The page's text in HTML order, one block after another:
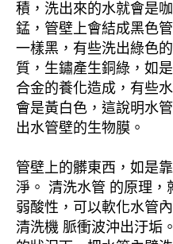
積，洗出來的水就會是
錳，管壁上會結成黑色
一樣黑，有些洗出綠色
質，生鏽產生銅綠，如
合金的養化造成，有些
會是黃白色，這說明水
出水管壁的生物膜。
管壁上的髒東西，如是
淨。 清洗水管 的原理，
弱酸性，可以軟化水管
清洗機 脈衝波沖出汙垢